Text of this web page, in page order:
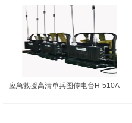
应急救援高清单兵图传电台H-510A